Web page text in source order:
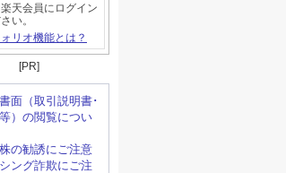
楽天会員にログイン
い。
リオ機能とは？
[PR]
面（取引説明書･
）の閲覧につい
の勧誘にご注意
ング詐欺にご注